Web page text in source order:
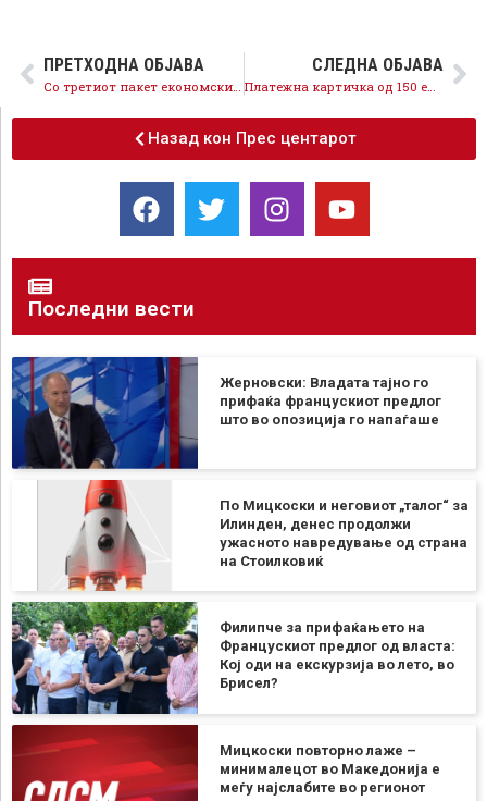
ПРЕТХОДНА ОБЈАВА
Со третиот пакет економски мерки, обезбедуваме трансформација на економијата, 550 милиони евра финансиска помош за граѓаните и стопанството
СЛЕДНА ОБЈАВА
Платежна картичка од 150 евра за 100.000 лица за поттикнување на домашната потрошувачка
Назад кон Прес центарот
Последни вести
Жерновски: Владата тајно го
прифаќа францускиот предлог
што во опозиција го напаѓаше
По Мицкоски и неговиот „талог“ за
Илинден, денес продолжи
ужасното навредување од страна
на Стоилковиќ
Филипче за прифаќањето на
Францускиот предлог од власта:
Кој оди на екскурзија во лето, во
Брисел?
Мицкоски повторно лаже –
минималецот во Македонија е
меѓу најслабите во регионот